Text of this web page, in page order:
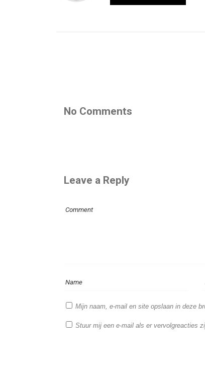
No Comments
Leave a Reply
Mijn naam, e-mail en site opslaan in deze
Stuur mij een e-mail als er vervolgreacties